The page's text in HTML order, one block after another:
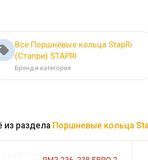
Все Поршневые кольца StapRi
(Стапри) STAPRI
Бренд и категория
из раздела Поршневые кольца